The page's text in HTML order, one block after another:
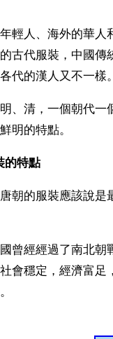
輕人、海外的華人
古代服裝，中國傳
代的漢人又不一樣。
、清，一個朝代
明的特點。
的特點
朝的服裝應該說是
曾經經過了南北
會穩定，經濟富足